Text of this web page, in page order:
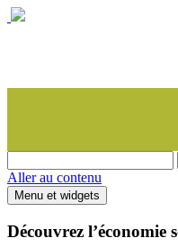
Aller au contenu
Menu et widgets
Découvrez l’économie